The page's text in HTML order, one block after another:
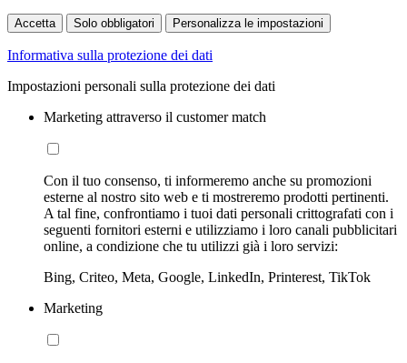
Accetta Solo obbligatori Personalizza le impostazioni
Informativa sulla protezione dei dati
Impostazioni personali sulla protezione dei dati
Marketing attraverso il customer match
Con il tuo consenso, ti informeremo anche su promozioni
esterne al nostro sito web e ti mostreremo prodotti pertinenti.
A tal fine, confrontiamo i tuoi dati personali crittografati con i
seguenti fornitori esterni e utilizziamo i loro canali pubblicitari
online, a condizione che tu utilizzi già i loro servizi:
Bing, Criteo, Meta, Google, LinkedIn, Printerest, TikTok
Marketing